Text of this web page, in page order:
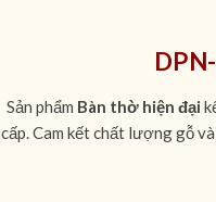
Sản phẩm Bàn thờ hiện đại
cấp. Cam kết chất lượng gỗ